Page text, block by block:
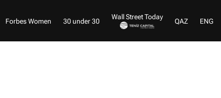
Forbes Women 30 under 30
Wall Street Today
QAZ ENG